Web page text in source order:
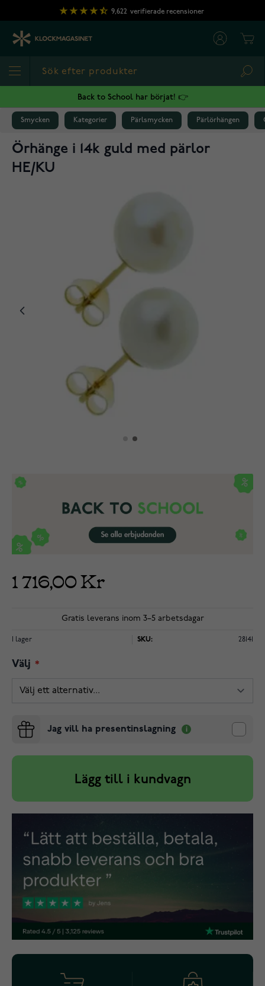
Hoppa till innehållet
9,622 verifierade recensioner
Back to School har börjat! 👉
Smycken Kategorier Pärlsmycken Pärlörhängen
Örhänge i 14k guld med pärlor
HE/KU
1 716,00 Kr
Gratis leverans inom 3–5 arbetsdagar
I lager SKU: 28141
Välj
Jag vill ha presentinslagning
Lägg till i kundvagn